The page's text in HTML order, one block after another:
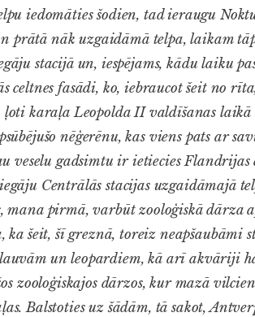
iedomāties šodien, tad ieraugu
prātā nāk uzgaidāmā telpa, laikam
stacijā un, iespējams, kādu laiku
celtnes fasādi, ko, iebraucot šeit no
karaļa Leopolda II valdīšanas laikā
nēģerēnu, kas viens pats ar
veselu gadsimtu ir ietiecies Flandrijas
Centrālās stacijas uzgaidāmajā
mana pirmā, varbūt zooloģiskā dārza
šeit, šī greznā, toreiz neapšaubāmi
un leopardiem, kā arī akvāriji
zooloģiskajos dārzos, kur mazā
Balstoties uz šādām, tā sakot,